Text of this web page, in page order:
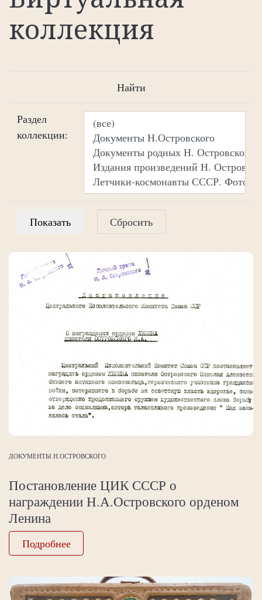
коллекция
Найти
Раздел
коллекции:
Сбросить
ДОКУМЕНТЫ Н.ОСТРОВСКОГО
Постановление ЦИК СССР о
награждении Н.А.Островского орденом
Ленина
Подробнее